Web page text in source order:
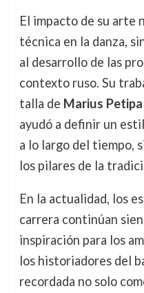
El impacto de su arte
técnica en la danza,
al desarrollo de las
contexto ruso. Su
talla de Marius Petipa
ayudó a definir un
a lo largo del tiempo,
los pilares de la
En la actualidad, los
carrera continúan
inspiración para los
los historiadores del
recordada no solo